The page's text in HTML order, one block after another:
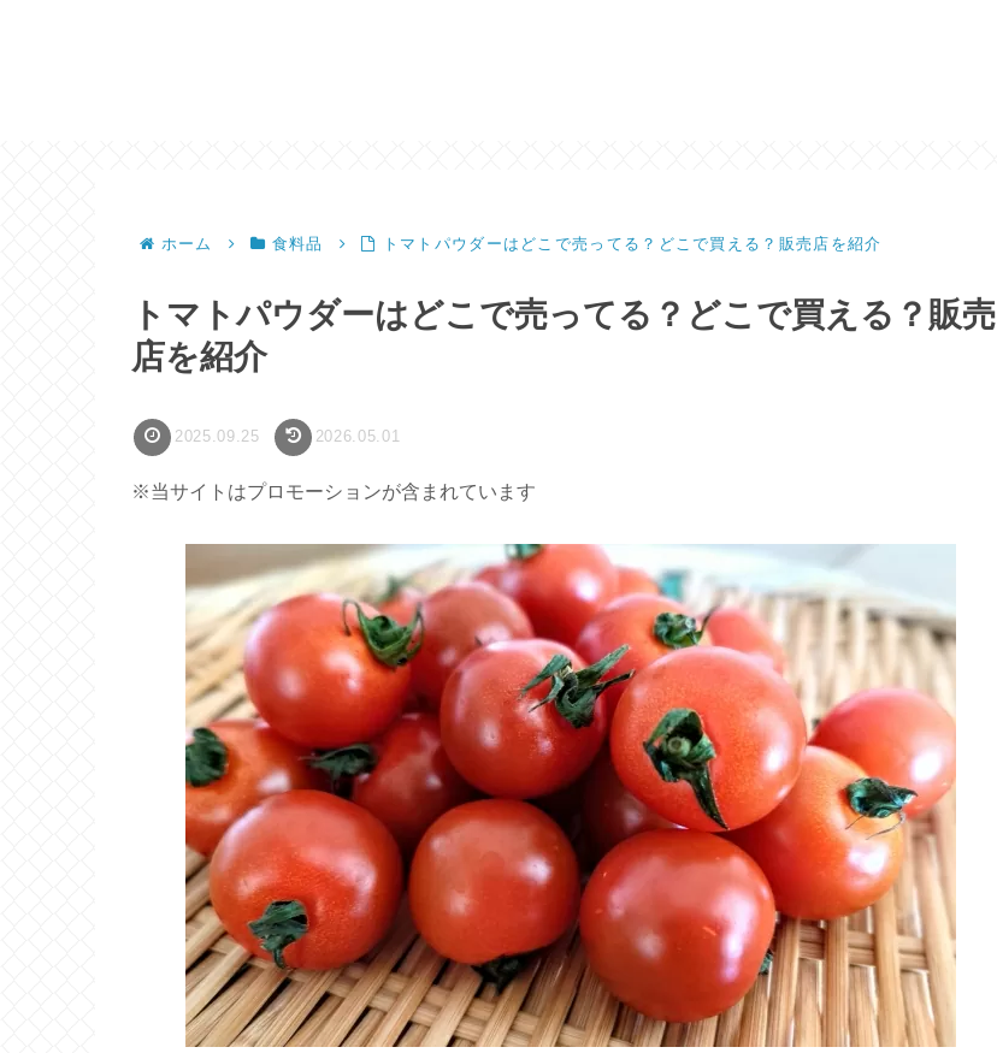
ホーム 食料品 トマトパウダーはどこで売ってる？どこで買える？販売店を紹介
トマトパウダーはどこで売ってる？どこで買える？販売
店を紹介
2025.09.25 2026.05.01
※当サイトはプロモーションが含まれています